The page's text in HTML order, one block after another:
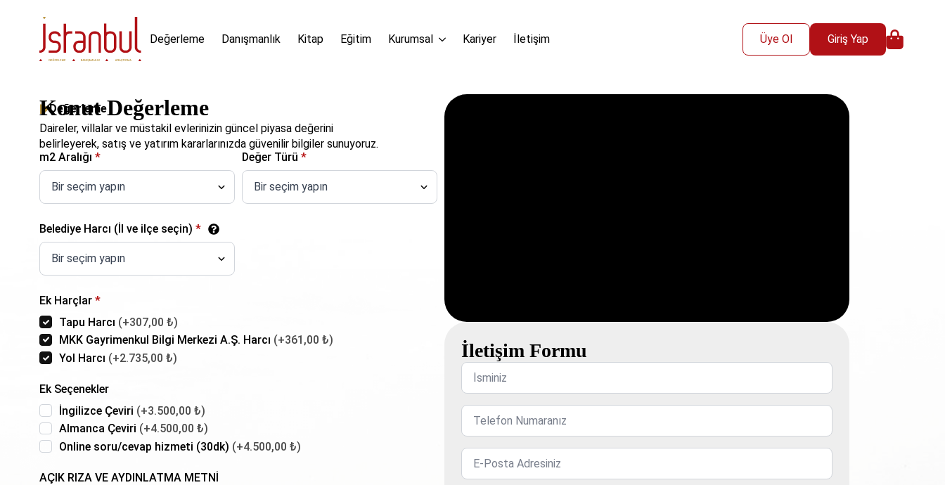
Değerleme Danışmanlık Kitap Eğitim Kurumsal Kariyer İletişim Üye Ol Giriş Yap
Değerleme
Konut Değerleme
Daireler, villalar ve müstakil evlerinizin güncel piyasa değerini
belirleyerek, satış ve yatırım kararlarınızda güvenilir bilgiler sunuyoruz.
m2 Aralığı * Değer Türü *
Belediye Harcı (İl ve ilçe seçin) *
Ek Harçlar *
Tapu Harcı (+307,00 ₺)
MKK Gayrimenkul Bilgi Merkezi A.Ş. Harcı (+361,00 ₺)
Yol Harcı (+2.735,00 ₺)
Ek Seçenekler
İngilizce Çeviri (+3.500,00 ₺)
Almanca Çeviri (+4.500,00 ₺)
Online soru/cevap hizmeti (30dk) (+4.500,00 ₺)
AÇIK RIZA VE AYDINLATMA METNİ
İletişim Formu
İsminiz
Telefon
Numaranız
*
E-
Posta
Adresiniz